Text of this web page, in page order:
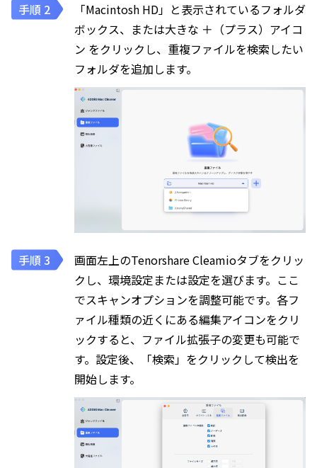
「Macintosh HD」と表示されているフォルダ
ボックス、または大きな ＋（プラス）アイコ
ン をクリックし、重複ファイルを検索したい
フォルダを追加します。
画面左上のTenorshare Cleamioタブをクリッ
クし、環境設定または設定を選びます。ここ
でスキャンオプションを調整可能です。各フ
ァイル種類の近くにある編集アイコンをクリ
ックすると、ファイル拡張子の変更も可能で
す。設定後、「検索」をクリックして検出を
開始します。